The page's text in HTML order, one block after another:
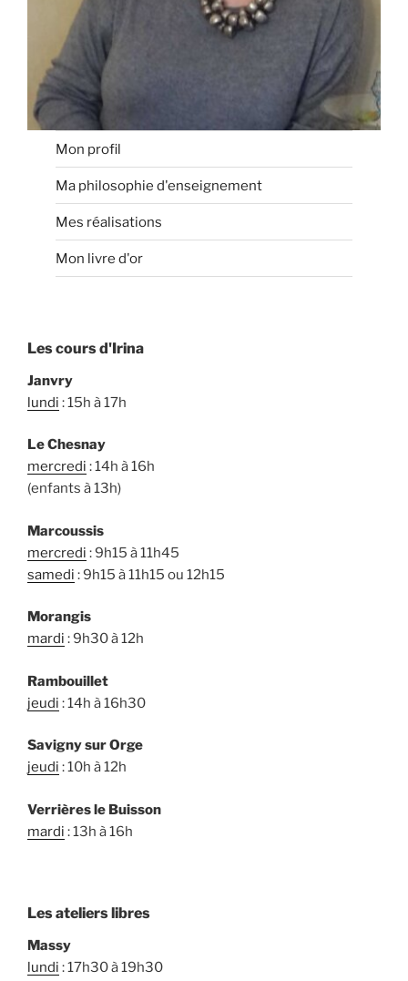
Mon profil
Ma philosophie d'enseignement
Mes réalisations
Mon livre d'or
Les cours d'Irina
Janvry
lundi : 15h à 17h
Le Chesnay
mercredi : 14h à 16h
(enfants à 13h)
Marcoussis
mercredi : 9h15 à 11h45
samedi : 9h15 à 11h15 ou 12h15
Morangis
mardi : 9h30 à 12h
Rambouillet
jeudi : 14h à 16h30
Savigny sur Orge
jeudi : 10h à 12h
Verrières le Buisson
mardi : 13h à 16h
Les ateliers libres
Massy
lundi : 17h30 à 19h30